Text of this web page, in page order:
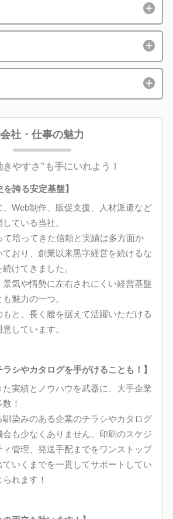
会社・仕事の魅力
やすさ”も手にいれよう！
を誇る安定基盤】
Web制作、販促支援、人材派遣など
ている当社。
て培ってきた信頼と実績は多方面か
ており、創業以来黒字経営を続けるな
けてきました。
気や情勢に左右されにくい経営基盤
魅力の一つ。
と、長く腰を据えて活躍いただける
しています。
ラシやカタログを手がけることも！】
実績とノウハウを武器に、大手企業
！
染みのある企業のチラシやカタログ
も少なくありません。印刷のスケジ
ィ管理、発送手配までをワンストップ
いくまでを一貫してサポートしてい
れます！